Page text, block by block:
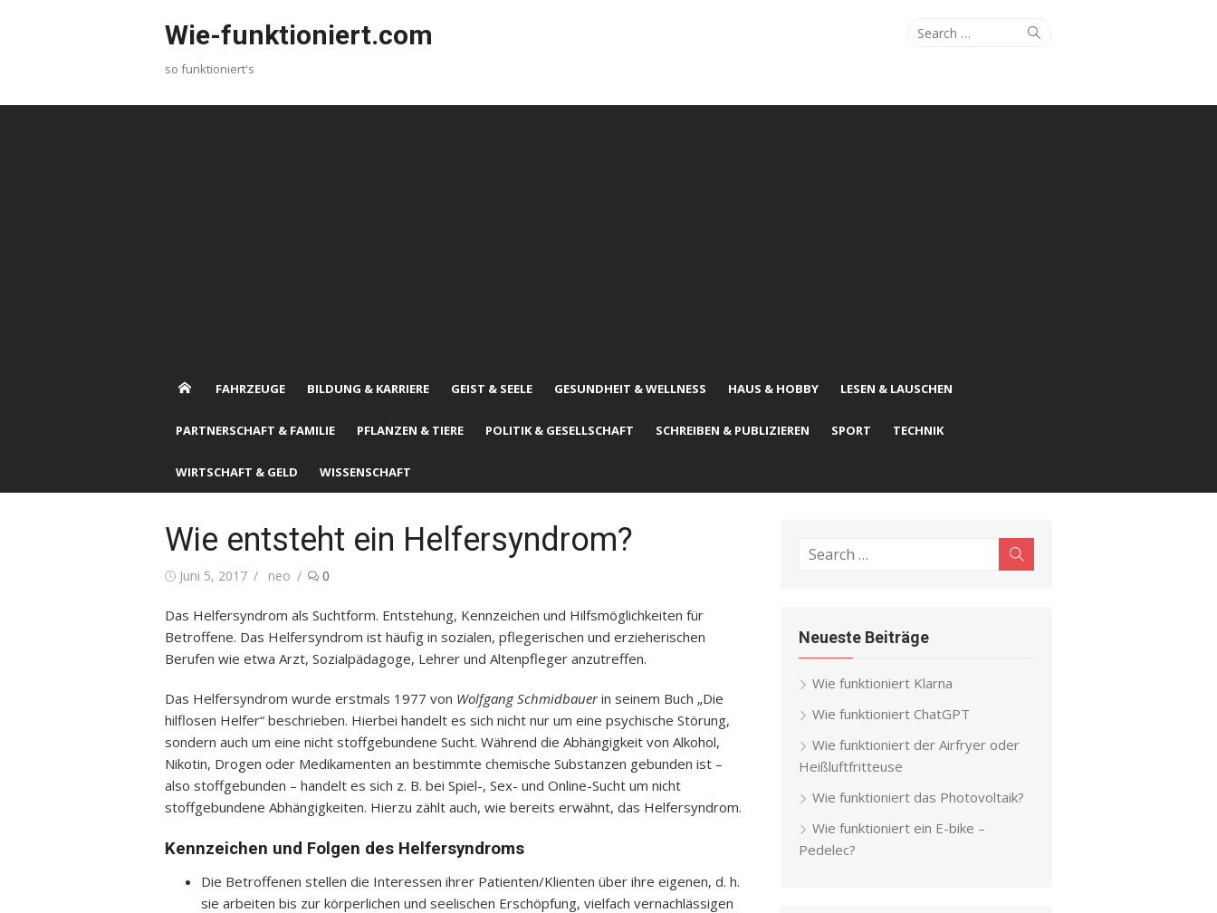
Wie-funktioniert.com
so funktioniert's
Search
Search
FAHRZEUGE BILDUNG & KARRIERE GEIST & SEELE GESUNDHEIT & WELLNESS HAUS & HOBBY LESEN & LAUSCHEN
PARTNERSCHAFT & FAMILIE PFLANZEN & TIERE POLITIK & GESELLSCHAFT SCHREIBEN & PUBLIZIEREN SPORT TECHNIK
WIRTSCHAFT & GELD WISSENSCHAFT
Wie entsteht ein Helfersyndrom?
Posted
Juni 5, 2017 Author
neo 0
Das Helfersyndrom als Suchtform. Entstehung, Kennzeichen und Hilfsmöglichkeiten für
Betroffene. Das Helfersyndrom ist häufig in sozialen, pflegerischen und erzieherischen
Berufen wie etwa Arzt, Sozialpädagoge, Lehrer und Altenpfleger anzutreffen.
Das Helfersyndrom wurde erstmals 1977 von Wolfgang Schmidbauerin seinem Buch „Die
hilflosen Helfer“ beschrieben. Hierbei handelt es sich nicht nur um eine psychische Störung,
sondern auch um eine nicht stoffgebundene Sucht. Während die Abhängigkeit von Alkohol,
Nikotin, Drogen oder Medikamenten an bestimmte chemische Substanzen gebunden ist –
also stoffgebunden – handelt es sich z. B. bei Spiel-, Sex- und Online-Sucht um nicht
stoffgebundene Abhängigkeiten. Hierzu zählt auch, wie bereits erwähnt, das Helfersyndrom.
Kennzeichen und Folgen des Helfersyndroms
Die Betroffenen stellen die Interessen ihrer Patienten/Klienten über ihre eigenen, d. h.
sie arbeiten bis zur körperlichen und seelischen Erschöpfung, vielfach vernachlässigen
Search
Neueste Beiträge
Wie funktioniert Klarna
Wie funktioniert ChatGPT
Wie funktioniert der Airfryer oder
Heißluftfritteuse
Wie funktioniert das Photovoltaik?
Wie funktioniert ein E-bike –
Pedelec?